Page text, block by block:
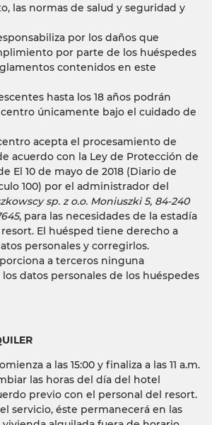
las normas de salud y seguridad y
por los daños que
por parte de los huéspedes
contenidos en este
hasta los 18 años podrán
únicamente bajo el cuidado de
acepta el procesamiento de
acuerdo con la Ley de Protección de
El 10 de mayo de 2018 (Diario de
100) por el administrador del
sp. z o.o. Moniuszki 5, 84-240
, para las necesidades de la estadía
El huésped tiene derecho a
personales y corregirlos.
a terceros ninguna
datos personales de los huéspedes
a las 15:00 y finaliza a las 11 a.m.
las horas del día del hotel
previo con el personal del resort.
servicio, éste permanecerá en las